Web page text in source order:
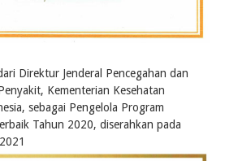
Direktur Jenderal Pencegahan dan
Kementerian Kesehatan
sebagai Pengelola Program
Tahun 2020, diserahkan pada